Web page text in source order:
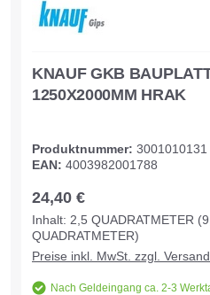
KNAUF GKB
1250X2000MM HRAK
Produktnummer: 3001010131
EAN: 4003982001788
24,40 €
Inhalt: 2,5 QUADRATMETER
QUADRATMETER)
Preise inkl. MwSt. zzgl.
Nach Geldeingang ca. 2-3